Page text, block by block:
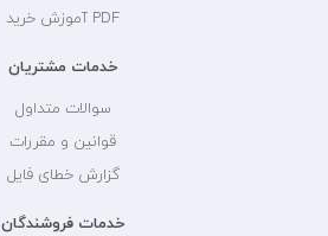
PDF آموزش خرید
خدمات مشتریان
سوالات متداول
قوانین و مقررات
گزارش خطای فایل
خدمات فروشندگان